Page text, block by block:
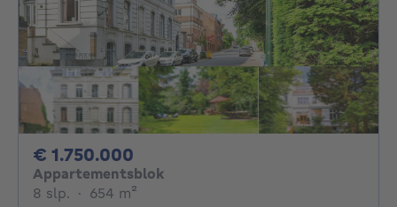
€ 1.750.000
Appartementsblok
8 slp. 8 slaapkamers
· 654 m²